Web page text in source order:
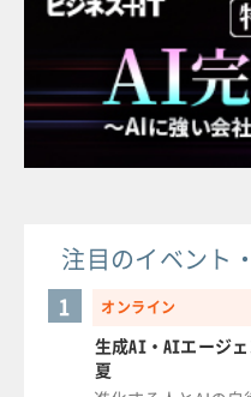
注目のイベント
オンライン
1
生成AI・AIエージ
夏